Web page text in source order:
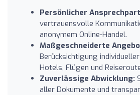
Persönlicher
vertrauensvolle
anonymem Online-Handel.
Maßgeschneiderte
Berücksichtigung
Hotels, Flügen und
Zuverlässige Abwicklung:
aller Dokumente und